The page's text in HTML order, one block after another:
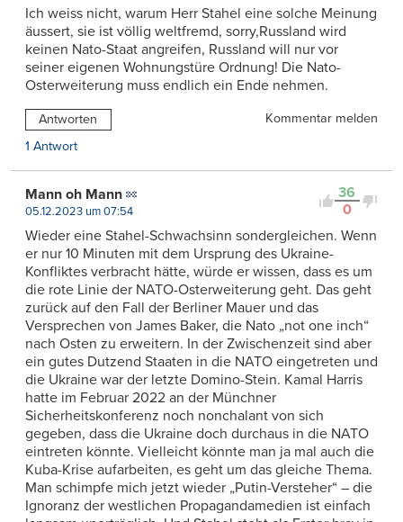
Ich weiss nicht, warum Herr Stahel eine solche Meinung
äussert, sie ist völlig weltfremd, sorry,Russland wird
keinen Nato-Staat angreifen, Russland will nur vor
seiner eigenen Wohnungstüre Ordnung! Die Nato-
Osterweiterung muss endlich ein Ende nehmen.
Antworten
Kommentar melden
1 Antwort
36
0
Mann oh Mann
05.12.2023 um 07:54
Wieder eine Stahel-Schwachsinn sondergleichen. Wenn
er nur 10 Minuten mit dem Ursprung des Ukraine-
Konfliktes verbracht hätte, würde er wissen, dass es um
die rote Linie der NATO-Osterweiterung geht. Das geht
zurück auf den Fall der Berliner Mauer und das
Versprechen von James Baker, die Nato „not one inch“
nach Osten zu erweitern. In der Zwischenzeit sind aber
ein gutes Dutzend Staaten in die NATO eingetreten und
die Ukraine war der letzte Domino-Stein. Kamal Harris
hatte im Februar 2022 an der Münchner
Sicherheitskonferenz noch nonchalant von sich
gegeben, dass die Ukraine doch durchaus in die NATO
eintreten könnte. Vielleicht könnte man ja mal auch die
Kuba-Krise aufarbeiten, es geht um das gleiche Thema.
Man schimpfe mich jetzt wieder „Putin-Versteher“ – die
Ignoranz der westlichen Propagandamedien ist einfach